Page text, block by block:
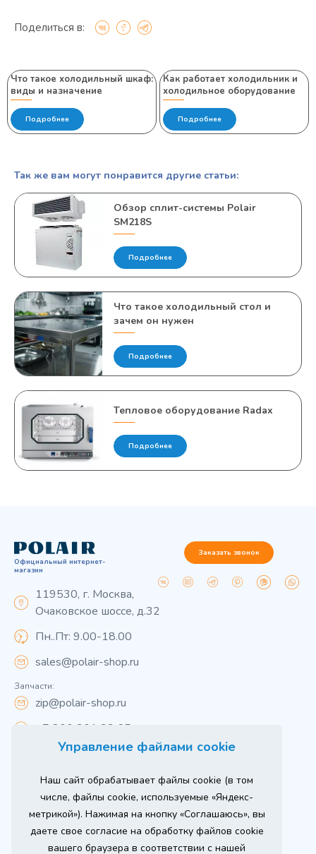
Управление файлами cookie
Наш сайт обрабатывает файлы cookie (в том
числе, файлы cookie, используемые «Яндекс-
метрикой»). Нажимая на кнопку «Соглашаюсь», вы
даете свое согласие на обработку файлов cookie
вашего браузера в соответствии с нашей
Поделиться в:
Что такое холодильный шкаф:
виды и назначение
Подробнее
Как работает холодильник и
холодильное оборудование
Подробнее
Так же вам могут понравится другие статьи:
Обзор сплит-системы Polair
SM218S
Подробнее
Что такое холодильный стол и
зачем он нужен
Подробнее
Тепловое оборудование Radax
Подробнее
Официальный интернет-
магазин
119530, г. Москва,
Очаковское шоссе, д.32
Пн..Пт: 9.00-18.00
sales@polair-shop.ru
Запчасти:
zip@polair-shop.ru
+7 800 301 33 65
Заказать звонок
Вся информация на сайте о товарах носит
справочный характер и не является публичной
офертой в соответствии с пунктом 2 статьи 437 ГК РФ.
Для получения подробной информации о наличии и
стоимости указанных товаров и (или) услуг,
пожалуйста, обращайтесь к менеджеру сайта по
телефону